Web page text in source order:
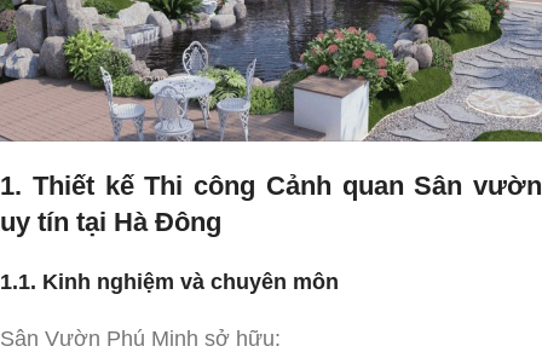
1. Thiết kế Thi công Cảnh quan Sân vườn
uy tín tại Hà Đông
1.1. Kinh nghiệm và chuyên môn
Sân Vườn Phú Minh sở hữu: